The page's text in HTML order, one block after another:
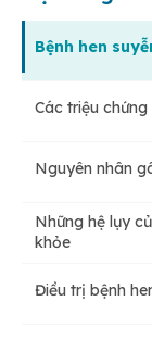
Bệnh hen
Các triệu
Nguyên nhân
Những hệ lụy
khỏe
Điều trị bệnh